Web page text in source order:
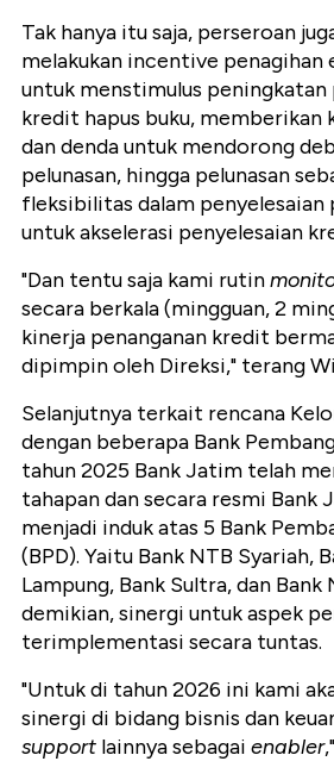
Tak hanya itu saja, perseroan
melakukan incentive
untuk menstimulus peningkatan
kredit hapus buku, memberikan
dan denda untuk mendorong
pelunasan, hingga pelunasan
fleksibilitas dalam penyelesaian
untuk akselerasi penyelesaian
"Dan tentu saja kami rutin
secara berkala (mingguan, 2
kinerja penanganan kredit
dipimpin oleh Direksi," terang
Selanjutnya terkait rencana
dengan beberapa Bank
tahun 2025 Bank Jatim telah
tahapan dan secara resmi Bank
menjadi induk atas 5 Bank
(BPD). Yaitu Bank NTB Syariah,
Lampung, Bank Sultra, dan Bank
demikian, sinergi untuk aspek
terimplementasi secara tuntas.
"Untuk di tahun 2026 ini kami
sinergi di bidang bisnis dan
support lainnya sebagai enabler